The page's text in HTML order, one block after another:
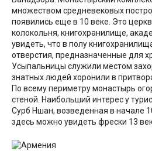
множеством средневековых
появились еще в 10 веке. Это
колокольня, книгохранилище,
увидеть, что в полу
отверстия, предназначенные для
Усыпальницы служили местом
знатных людей хоронили в
По всему периметру монастырь
стеной. Наибольший интерес у
Сурб Ншан, возведенная в начале
здесь можно увидеть фрески 13